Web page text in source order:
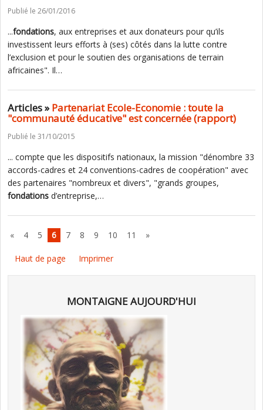
Publié le 26/01/2016
...fondations, aux entreprises et aux donateurs pour qu’ils
investissent leurs efforts à (ses) côtés dans la lutte contre
l’exclusion et pour le soutien des organisations de terrain
africaines". Il…
Articles »Partenariat Ecole-Economie : toute la
"communauté éducative" est concernée (rapport)
Publié le 31/10/2015
... compte que les dispositifs nationaux, la mission "dénombre 33
accords-cadres et 24 conventions-cadres de coopération" avec
des partenaires "nombreux et divers", "grands groupes,
fondations d’entreprise,…
« 4 5 6 7 8 9 10 11 »
Haut de page Imprimer
MONTAIGNE AUJOURD'HUI